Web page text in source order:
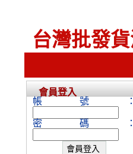
台灣批發
會員登入
帳號：
密碼：